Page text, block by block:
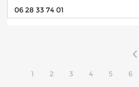
06 28 33 74 01
1 2 3 4 5 6